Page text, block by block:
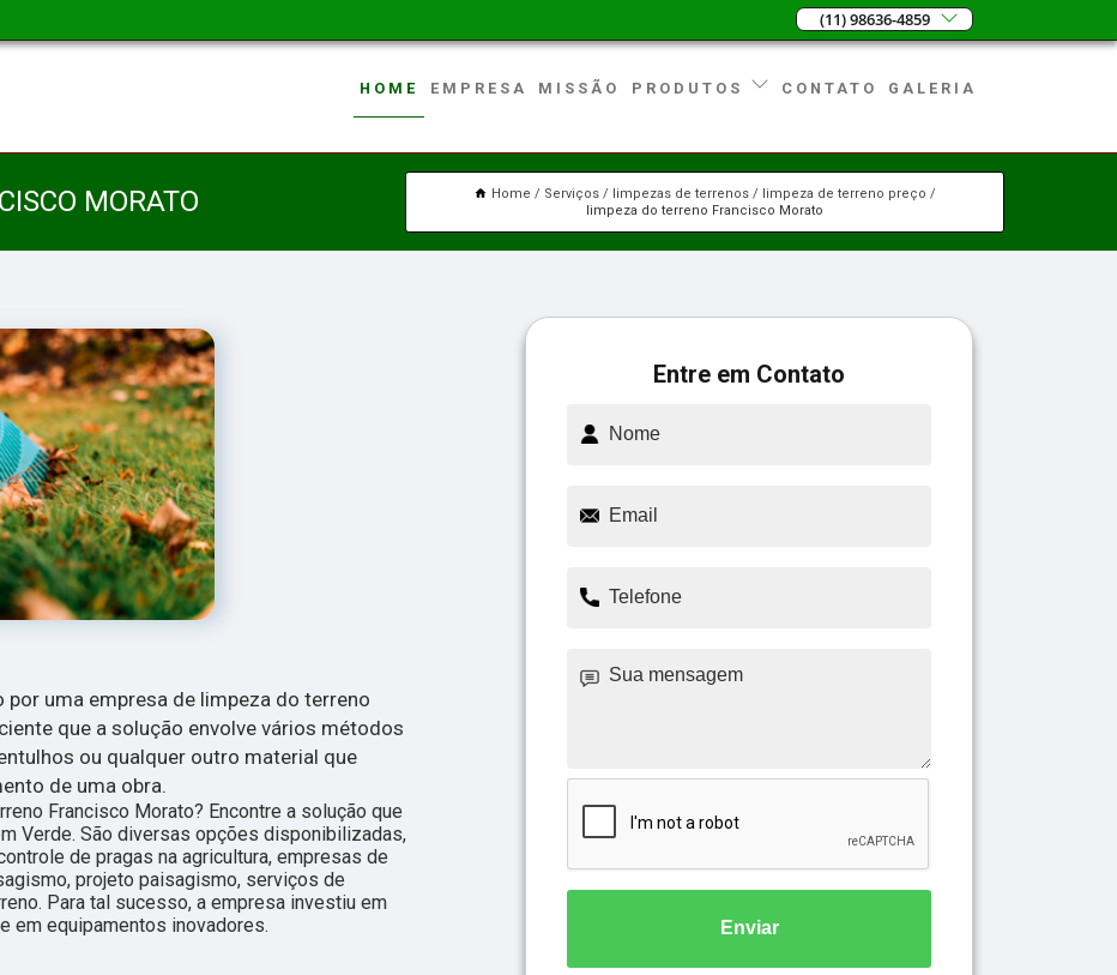
(11) 98636-4859
HOME EMPRESA MISSÃO PRODUTOS CONTATO GALERIA
MORATO Home Serviços limpezas de terrenos
limpeza de terreno preço
limpeza do terreno Francisco Morato
por uma empresa de limpeza do terreno
que a solução envolve vários métodos
ou qualquer outro material que
de uma obra.
Francisco Morato? Encontre a solução que
Verde. São diversas opções disponibilizadas,
de pragas na agricultura, empresas de
projeto paisagismo, serviços de
Para tal sucesso, a empresa investiu em
em equipamentos inovadores.
Entre em Contato
Enviar